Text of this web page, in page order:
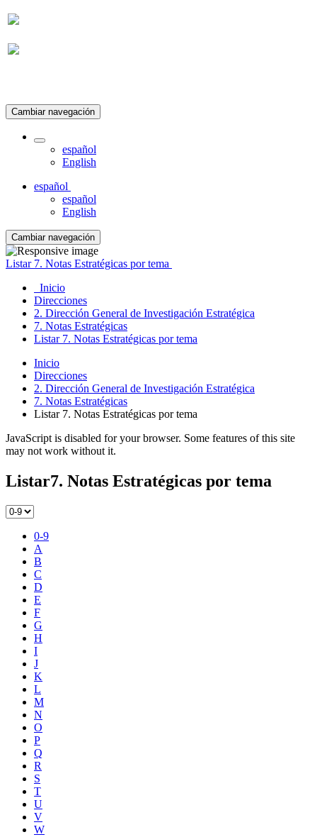
Cambiar navegación
español
English
español
español
English
Cambiar navegación
Listar 7. Notas Estratégicas por tema
Inicio
Direcciones
2. Dirección General de Investigación Estratégica
7. Notas Estratégicas
Listar 7. Notas Estratégicas por tema
Inicio
Direcciones
2. Dirección General de Investigación Estratégica
7. Notas Estratégicas
Listar 7. Notas Estratégicas por tema
JavaScript is disabled for your browser. Some features of this site
may not work without it.
Listar7. Notas Estratégicas por tema
0-9
A
B
C
D
E
F
G
H
I
J
K
L
M
N
O
P
Q
R
S
T
U
V
W